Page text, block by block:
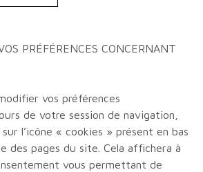
PRÉFÉRENCES CONCERNANT
vos préférences
de votre session de navigation,
l’icône « cookies » présent en bas
des pages du site. Cela affichera à
vous permettant de